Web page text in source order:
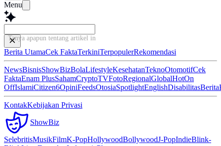
Menu
Tanya apapun tentang artikel ini...
Berita UtamaCek FaktaTerkiniTerpopulerRekomendasi
NewsBisnisShowBizBolaLifestyleKesehatanTeknoOtomotifCek
FaktaEnam PlusSahamCryptoTVFotoRegionalGlobalHotOn
OffIslamiCitizen6OpiniFeedsOtosiaSpotlightEnglishDisabilitasBerita
KontakKebijakan Privasi
ShowBiz
SelebritisMusikFilmK-PopHollywoodBollywoodJ-PopIndieBlink-